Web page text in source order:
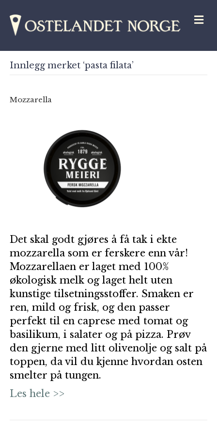
Innlegg merket ‘pasta filata’
Mozzarella
Det skal godt gjøres å få tak i ekte
mozzarella som er ferskere enn vår!
Mozzarellaen er laget med 100%
økologisk melk og laget helt uten
kunstige tilsetningsstoffer. Smaken er
ren, mild og frisk, og den passer
perfekt til en caprese med tomat og
basilikum, i salater og på pizza. Prøv
den gjerne med litt olivenolje og salt på
toppen, da vil du kjenne hvordan osten
smelter på tungen.
Les hele >>